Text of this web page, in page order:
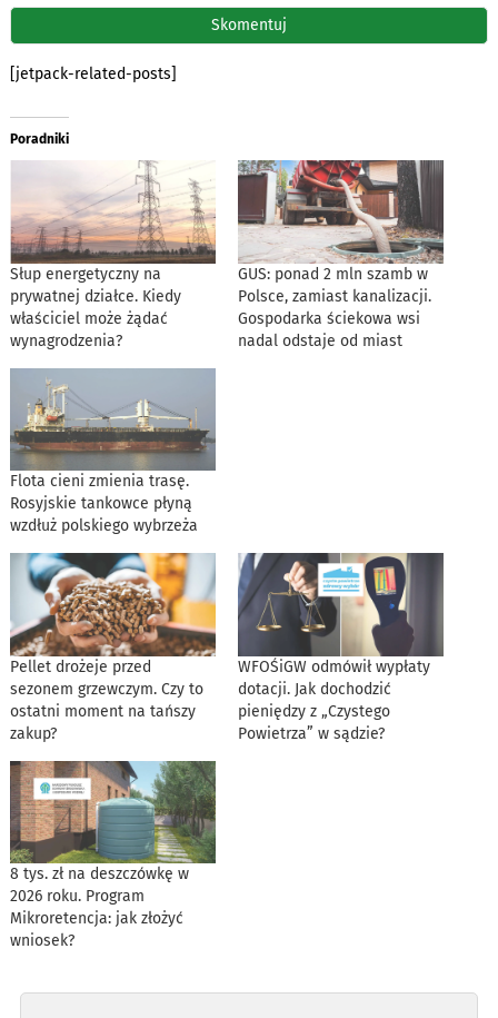
[jetpack-related-posts]
Poradniki
Słup energetyczny na
prywatnej działce. Kiedy
właściciel może żądać
wynagrodzenia?
GUS: ponad 2 mln szamb w
Polsce, zamiast kanalizacji.
Gospodarka ściekowa wsi
nadal odstaje od miast
Flota cieni zmienia trasę.
Rosyjskie tankowce płyną
wzdłuż polskiego wybrzeża
Pellet drożeje przed
sezonem grzewczym. Czy to
ostatni moment na tańszy
zakup?
WFOŚiGW odmówił wypłaty
dotacji. Jak dochodzić
pieniędzy z „Czystego
Powietrza” w sądzie?
8 tys. zł na deszczówkę w
2026 roku. Program
Mikroretencja: jak złożyć
wniosek?